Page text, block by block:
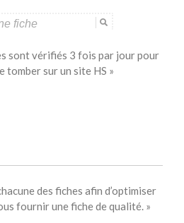
sont vérifiés 3 fois par jour pour
tomber sur un site HS »
des fiches afin d’optimiser
fournir une fiche de qualité. »